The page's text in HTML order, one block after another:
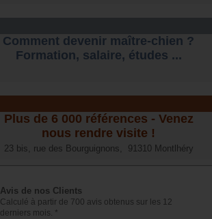
Comment devenir maître-chien ?
Formation, salaire, études ...
Plus de 6 000 références - Venez
nous rendre visite !
23 bis, rue des Bourguignons, 91310 Montlhéry
Avis de nos Clients
Calculé à partir de 700 avis obtenus sur les 12
derniers mois. *